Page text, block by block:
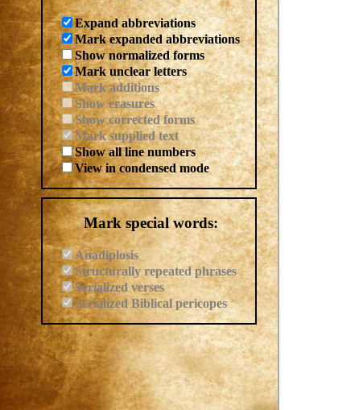
Expand abbreviations
Mark expanded abbreviations
Show normalized forms
Mark unclear letters
Mark additions
Show erasures
Show corrected forms
Mark supplied text
Show all line numbers
View in condensed mode
Mark special words:
Anadiplosis
Structurally repeated phrases
Serialized verses
Serialized Biblical pericopes